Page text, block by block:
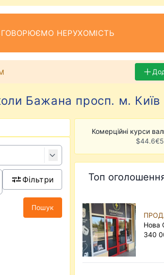
НЕРУХОМІСТЬ
Бажана просп. м. Київ
Фільтри
Пошук
Комерційні курси
$44.6€
Топ
Нова
340